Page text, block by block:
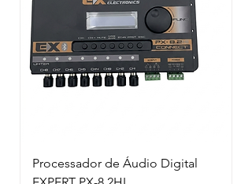
Processador de Áudio Digital